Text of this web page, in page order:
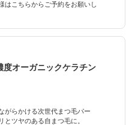
はこちらからご予約をお願いし
オーガニックケラチン
がらかける次世代まつ毛パー
とツヤのある自まつ毛に。